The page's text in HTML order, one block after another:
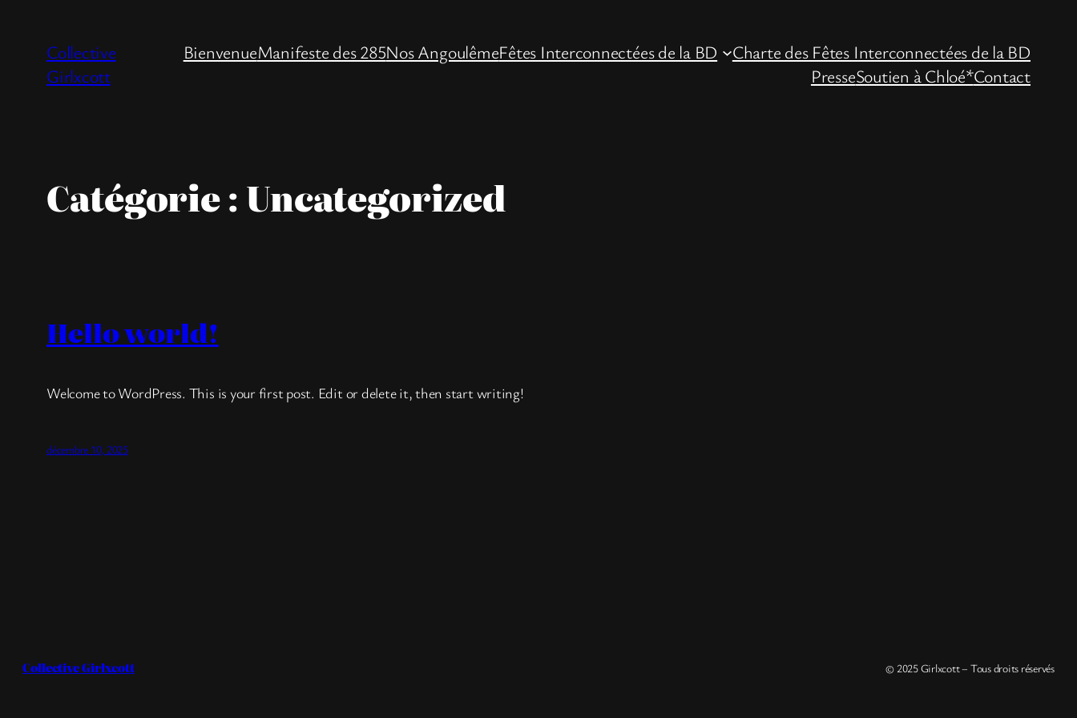
contenu
Collective
Girlxcott
BienvenueManifeste des 285Nos AngoulêmeFêtes Interconnectées de la BD
Charte des Fêtes Interconnectées de la BD
PresseSoutien à Chloé*Contact
Catégorie :Uncategorized
Hello world!
Welcome to WordPress. This is your first post. Edit or delete it, then start writing!
décembre 10, 2025
Collective Girlxcott © 2025 Girlxcott – Tous droits réservés